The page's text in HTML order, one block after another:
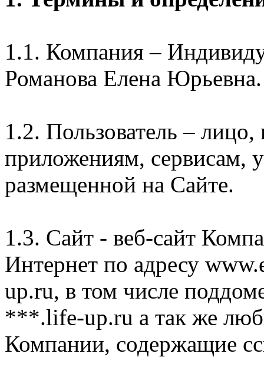
1.1. Компания –
Романова Елена Юрьевна.
1.2. Пользователь –
приложениям, сервисам,
размещенной на Сайте.
1.3. Сайт - веб-сайт
Интернет по адресу
up.ru, в том числе
***.life-up.ru а так же
Компании, содержащие